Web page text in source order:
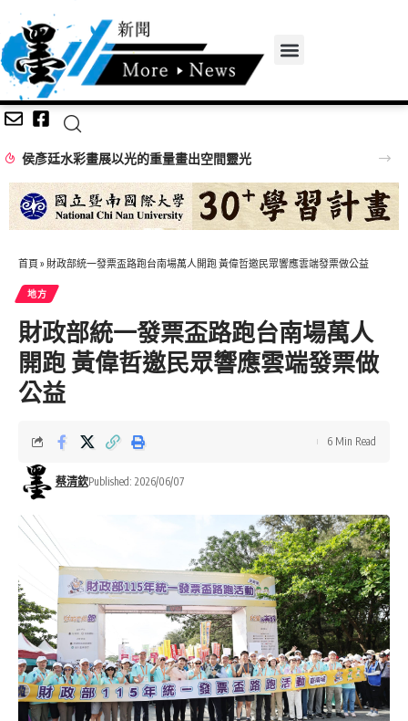
侯彥廷水彩畫展以光的重量畫出空間靈光
首頁 » 財政部統一發票盃路跑台南場萬人開跑 黃偉哲邀民眾響應雲端發票做公益
地方
財政部統一發票盃路跑台南場萬人
開跑 黃偉哲邀民眾響應雲端發票做
公益
蔡清欽Published: 2026/06/07
6 Min Read